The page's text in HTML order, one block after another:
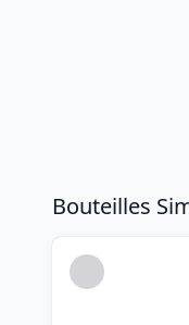
Bouteilles